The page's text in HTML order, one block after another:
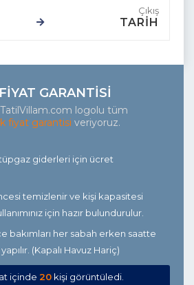
TARİH
GARANTISI
logolu tüm
fiyat garantisi veriyoruz.
giderleri için ücret
temizlenir ve kişi kapasitesi
için hazır bulundurulur.
bakımları her sabah erken saatte
(Kapalı Havuz Hariç)
içinde 20kişi görüntüledi.